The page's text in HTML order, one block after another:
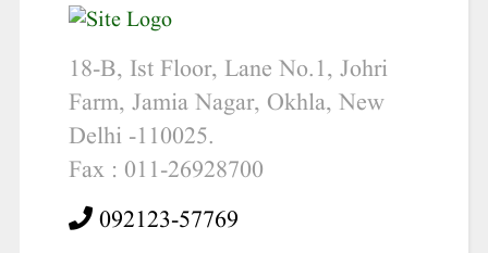
18-B, Ist Floor, Lane No.1, Johri
Farm, Jamia Nagar, Okhla, New
Delhi -110025.
Fax : 011-26928700
092123-57769